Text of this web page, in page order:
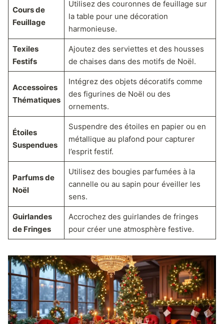
Cours de
Feuillage
Utilisez des couronnes de feuillage sur
la table pour une décoration
harmonieuse.
Texiles
Festifs
Ajoutez des serviettes et des housses
de chaises dans des motifs de Noël.
Accessoires
Thématiques
Intégrez des objets décoratifs comme
des figurines de Noël ou des
ornements.
Étoiles
Suspendues
Suspendre des étoiles en papier ou en
métallique au plafond pour capturer
l’esprit festif.
Parfums de
Noël
Utilisez des bougies parfumées à la
cannelle ou au sapin pour éveiller les
sens.
Guirlandes
de Fringes
Accrochez des guirlandes de fringes
pour créer une atmosphère festive.